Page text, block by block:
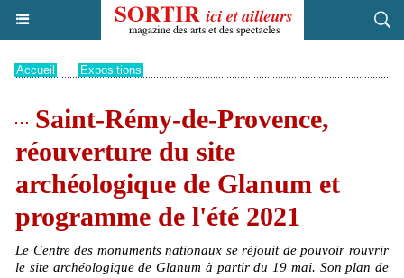
Accueil Expositions
Saint-Rémy-de-Provence,
réouverture du site
archéologique de Glanum et
programme de l'été 2021
Le Centre des monuments nationaux se réjouit de pouvoir rouvrir
le site archéologique de Glanum à partir du 19 mai. Son plan de